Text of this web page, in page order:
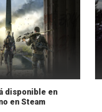
disponible en
en Steam